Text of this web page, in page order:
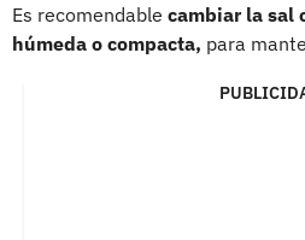
Es recomendable cambiar la sal
húmeda o compacta, para